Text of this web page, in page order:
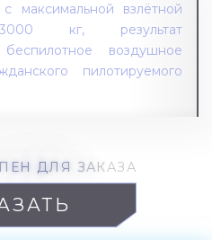
максимальной взлётной
кг, результат
воздушное
пилотируемого
П ЕН ДЛ Я ЗАКАЗА